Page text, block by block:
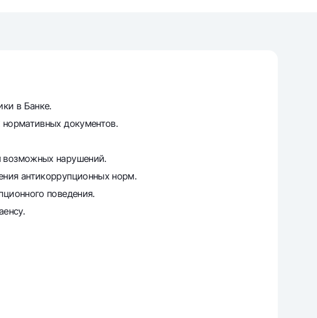
berish
в Банке.
нормативных документов.
возможных нарушений.
антикоррупционных норм.
поведения.